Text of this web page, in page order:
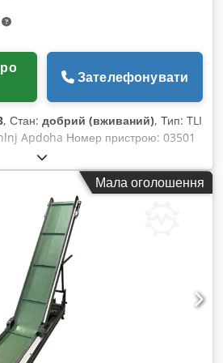
Зателефонувати
, Стан: добрий (вживаний), Тип: TLI
Apdoha Номер пристрою: 03501
пристрою: приблизно 4560 мм
4280 мм Глибина пристрою:
полиць: 5 Ширина полиці:
полиці: приблизно 710 мм
1060 мм Максимальне
200 кг Загальне
бежевий
Мала оголошення